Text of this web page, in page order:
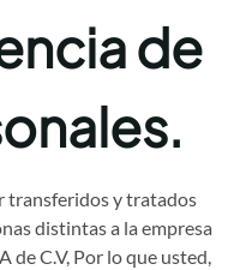
de
transferidos y tratados
distintas a la empresa
de C.V, Por lo que usted,